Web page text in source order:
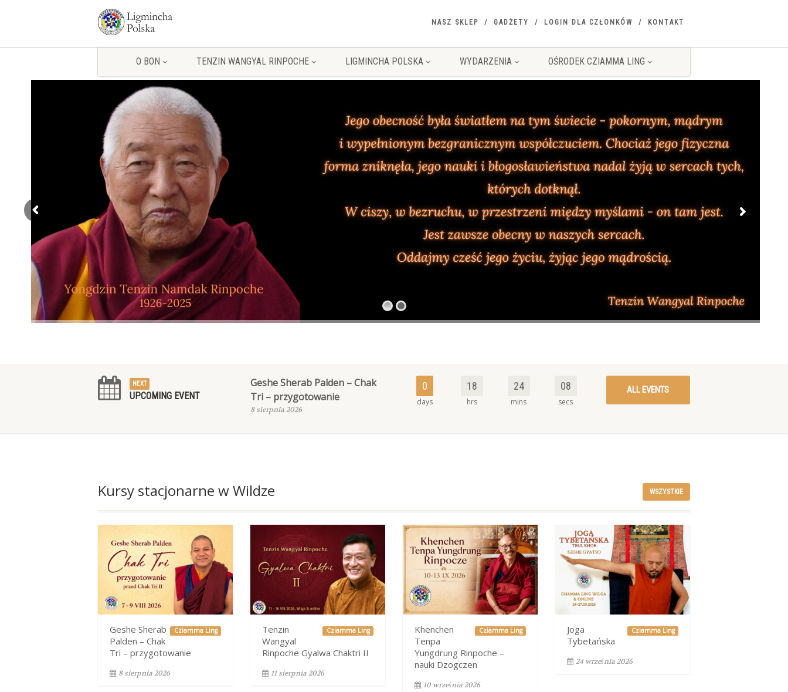
NASZ SKLEP GADŻETY LOGIN DLA CZŁONKÓW KONTAKT
O BON TENZIN WANGYAL RINPOCHE LIGMINCHA POLSKA WYDARZENIA OŚRODEK CZIAMMA LING
NEXT
UPCOMING EVENT
Geshe Sherab Palden – Chak
Tri – przygotowanie
8 sierpnia 2026
0
days
18
hrs
24
mins
07
secs
ALL EVENTS
WSZYSTKIE
Kursy stacjonarne w Wildze
Cziamma Ling
Geshe Sherab
Palden – Chak
Tri – przygotowanie
8 sierpnia 2026
Cziamma Ling
Tenzin
Wangyal
Rinpoche Gyalwa Chaktri II
11 sierpnia 2026
Cziamma Ling
Khenchen
Tenpa
Yungdrung Rinpoche –
nauki Dzogczen
10 września 2026
Cziamma Ling
Joga
Tybetańska
24 września 2026